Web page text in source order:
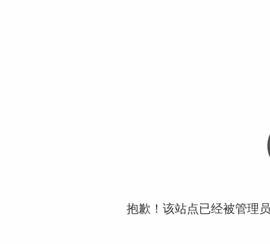
抱歉！该站点已经被管理